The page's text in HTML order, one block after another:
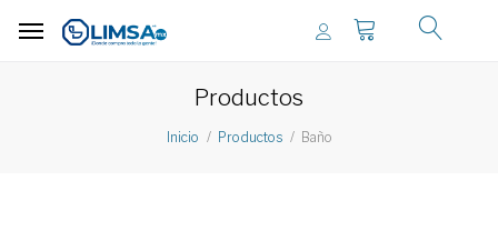
Productos
Inicio Productos Baño